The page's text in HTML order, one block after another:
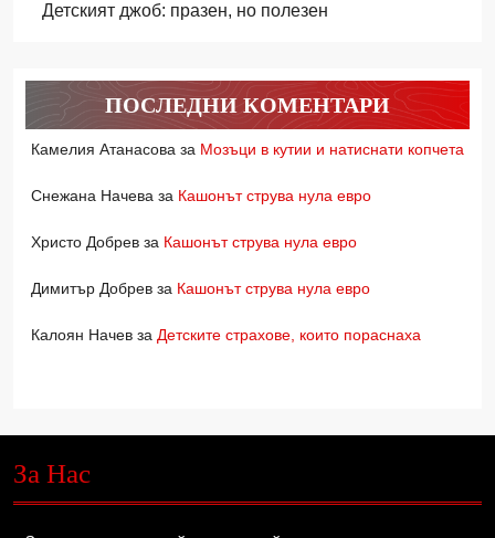
Детският джоб: празен, но полезен
ПОСЛЕДНИ КОМЕНТАРИ
Камелия Атанасова за Мозъци в кутии и натиснати копчета
Снежана Начева за Кашонът струва нула евро
Христо Добрев за Кашонът струва нула евро
Димитър Добрев за Кашонът струва нула евро
Калоян Начев за Детските страхове, които пораснаха
За Нас